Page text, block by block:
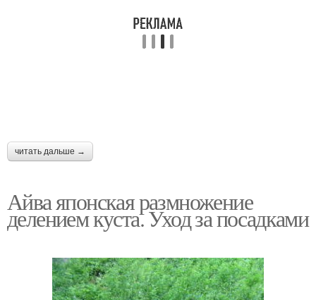
читать дальше →
Айва японская размножение
делением куста. Уход за посадками